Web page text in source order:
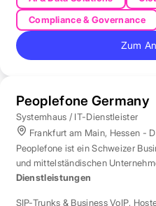
Compliance & Governance
Zum
Peoplefone Germany
Systemhaus / IT-Dienstleister
Frankfurt am Main, Hessen -
Peoplefone ist ein Schweizer
und mittelständischen
Telefonielösungen bietet.
Dienstleistungen
SIP-Trunks & Business VoIP,